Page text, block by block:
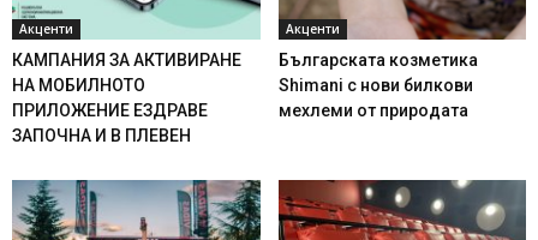
Акценти
КАМПАНИЯ ЗА АКТИВИРАНЕ
НА МОБИЛНОТО
ПРИЛОЖЕНИЕ ЕЗДРАВЕ
ЗАПОЧНА И В ПЛЕВЕН
Акценти
Българската козметика
Shimani с нови билкови
мехлеми от природата